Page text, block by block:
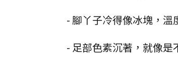
- 腳丫子冷得像冰塊，溫
- 足部色素沉著，就像是